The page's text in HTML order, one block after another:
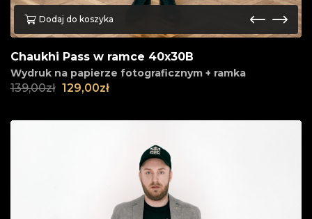
Dodaj do koszyka
Chaukhi Pass w ramce 40x30B
Wydruk na papierze fotograficznym + ramka
139,00zł 129,00zł